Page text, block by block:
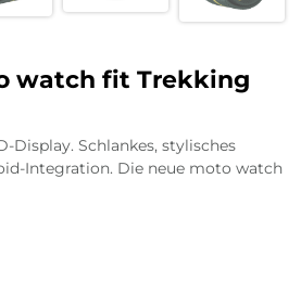
watch fit Trekking
Display. Schlankes, stylisches
Integration. Die neue moto watch